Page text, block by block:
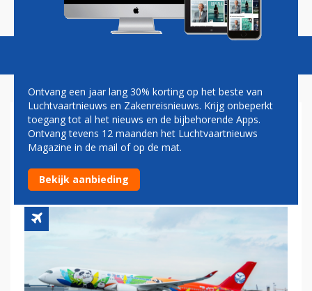
Magazine Podcasts Vacatures
AIRBUS LEVERT EERSTE
A350'S AAN CHINESE
KLANTEN
Ontvang een jaar lang 30% korting op het beste van
Luchtvaartnieuws en Zakenreisnieuws. Krijg onbeperkt
toegang tot al het nieuws en de bijbehorende Apps.
Ontvang tevens 12 maanden het Luchtvaartnieuws
Magazine in de mail of op de mat.
Bekijk aanbieding